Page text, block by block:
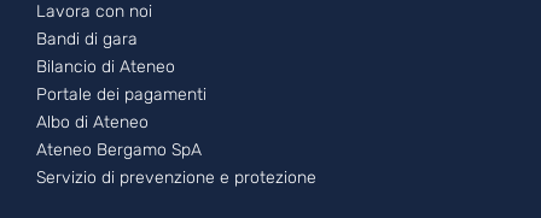
Lavora con noi
Bandi di gara
Bilancio di Ateneo
Portale dei pagamenti
Albo di Ateneo
Ateneo Bergamo SpA
Servizio di prevenzione e protezione